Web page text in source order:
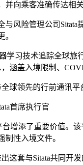
并向乘客准确传达相关
与风险管理公司
。
学习技术追踪全球
涵盖入境限制、
球领先的行前通讯平
首席执行官
台增添了重要价值。
制性入境文件。
这套与Sitata共同开